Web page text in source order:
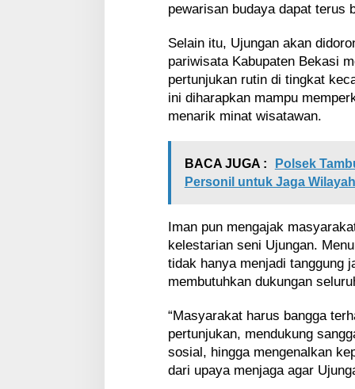
pewarisan budaya dapat terus
Selain itu, Ujungan akan
pariwisata Kabupaten Bekasi
pertunjukan rutin di tingkat
ini diharapkan mampu
menarik minat wisatawan.
BACA JUGA :
Polsek
Personil untuk Jaga
Iman pun mengajak
kelestarian seni Ujungan.
tidak hanya menjadi tanggung
membutuhkan dukungan
“Masyarakat harus bangga
pertunjukan, mendukung
sosial, hingga mengenalkan
dari upaya menjaga agar